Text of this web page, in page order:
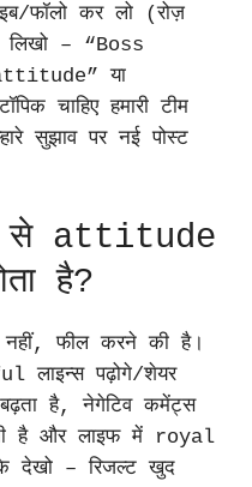
फॉलो कर लो (रोज़
– “Boss
या
चाहिए हमारी टीम
सुझाव पर नई पोस्ट
से attitude
है?
नहीं, फील करने की है।
लाइन्स पढ़ोगे/शेयर
बढ़ता है, नेगेटिव कमेंट्स
है और लाइफ में royal
देखो – रिजल्ट खुद